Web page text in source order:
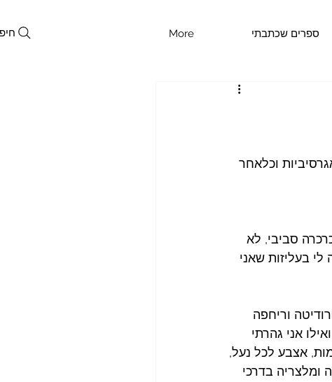
ספרים שכתבתי More
וכלאחר
סביבי, לא
בעליזות שאני
וריחפה
אני גהרתי
אצבע לכל נעל,
ומלצריה בדרכי